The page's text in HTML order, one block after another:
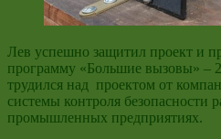
Лев успешно защитил проект и
программу «Большие вызовы» –
трудился над проектом от
системы контроля безопасности
промышленных предприятиях.